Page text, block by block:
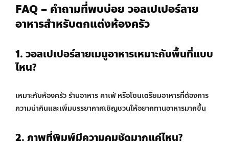
FAQ – คำถามที่พบบ่อย วอลเปเปอร์ลาย
อาหารสำหรับตกแต่งห้องครัว
1. วอลเปเปอร์ลายเมนูอาหารเหมาะกับพื้นที่แบบ
ไหน?
เหมาะกับห้องครัว ร้านอาหาร คาเฟ่ หรือโซนเตรียมอาหารที่ต้องการ
ความน่ากินและเพิ่มบรรยากาศเชิญชวนให้อยากทานอาหารมากขึ้น
2. ภาพที่พิมพ์มีความคมชัดมากแค่ไหน?